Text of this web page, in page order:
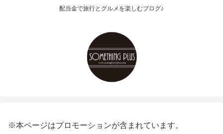
配当金で旅行とグルメを楽しむブログ♪
※本ページはプロモーションが含まれています。